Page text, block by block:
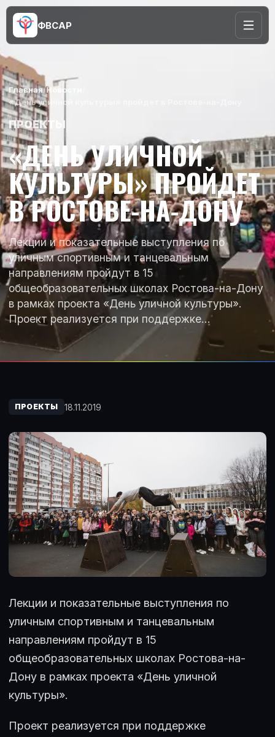
ФВСАР
Главная/Новости
«День уличной культуры» пройдет в Ростове-на-Дону
ПРОЕКТЫ
«ДЕНЬ УЛИЧНОЙ
КУЛЬТУРЫ» ПРОЙДЕТ
В РОСТОВЕ-НА-ДОНУ
Лекции и показательные выступления по
уличным спортивным и танцевальным
направлениям пройдут в 15
общеобразовательных школах Ростова-на-Дону
в рамках проекта «День уличной культуры».
Проект реализуется при поддержке…
ПРОЕКТЫ 18.11.2019
Лекции и показательные выступления по
уличным спортивным и танцевальным
направлениям пройдут в 15
общеобразовательных школах Ростова-на-
Дону в рамках проекта «День уличной
культуры».
Проект реализуется при поддержке